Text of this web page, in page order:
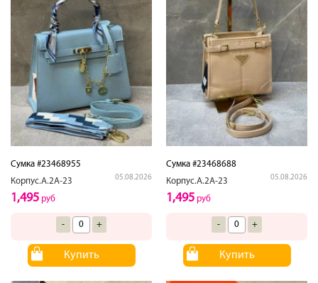
Сумка #23468955
Корпус.А.2А-23
05.08.2026
1,495 руб
- +
Купить
Сумка #23468688
Корпус.А.2А-23
05.08.2026
1,495 руб
- +
Купить